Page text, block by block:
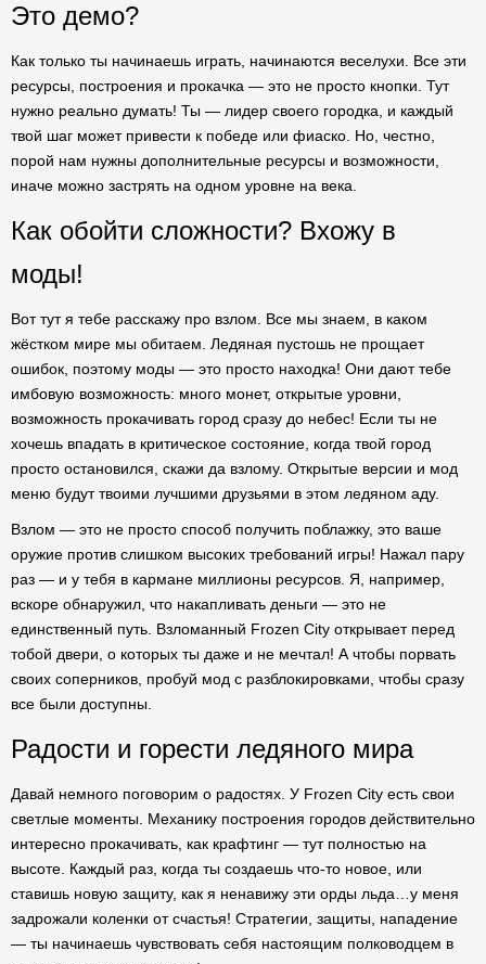
Это демо?
Как только ты начинаешь играть, начинаются веселухи. Все эти
ресурсы, построения и прокачка — это не просто кнопки. Тут
нужно реально думать! Ты — лидер своего городка, и каждый
твой шаг может привести к победе или фиаско. Но, честно,
порой нам нужны дополнительные ресурсы и возможности,
иначе можно застрять на одном уровне на века.
Как обойти сложности? Вхожу в
моды!
Вот тут я тебе расскажу про взлом. Все мы знаем, в каком
жёстком мире мы обитаем. Ледяная пустошь не прощает
ошибок, поэтому моды — это просто находка! Они дают тебе
имбовую возможность: много монет, открытые уровни,
возможность прокачивать город сразу до небес! Если ты не
хочешь впадать в критическое состояние, когда твой город
просто остановился, скажи да взлому. Открытые версии и мод
меню будут твоими лучшими друзьями в этом ледяном аду.
Взлом — это не просто способ получить поблажку, это ваше
оружие против слишком высоких требований игры! Нажал пару
раз — и у тебя в кармане миллионы ресурсов. Я, например,
вскоре обнаружил, что накапливать деньги — это не
единственный путь. Взломанный Frozen City открывает перед
тобой двери, о которых ты даже и не мечтал! А чтобы порвать
своих соперников, пробуй мод с разблокировками, чтобы сразу
все были доступны.
Радости и горести ледяного мира
Давай немного поговорим о радостях. У Frozen City есть свои
светлые моменты. Механику построения городов действительно
интересно прокачивать, как крафтинг — тут полностью на
высоте. Каждый раз, когда ты создаешь что-то новое, или
ставишь новую защиту, как я ненавижу эти орды льда…у меня
задрожали коленки от счастья! Стратегии, защиты, нападение
— ты начинаешь чувствовать себя настоящим полководцем в